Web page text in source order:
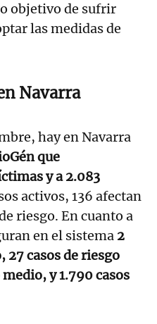
objetivo de sufrir
las medidas de
Navarra
hay en Navarra
que
y a 2.083
activos, 136 afectan
riesgo. En cuanto a
en el sistema 2
27 casos de riesgo
y 1.790 casos